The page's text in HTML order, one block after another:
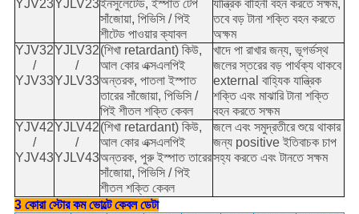
YJV23YJLV23ইনসুলেটেড, ইস্পাত টেপ
সাঁজোয়া, পিভিসি / পিই
শীটেড পাওয়ার ক্যাবল
যান্ত্রিক বাহিনী বহন করতে সক্ষম,
তবে বড় টানা শক্তি বহন করতে
অক্ষম
YJV32
/
YJV33
YJLV32
/
YJLV33
(শিখা retardant) কিউ,
আল কোর এক্সএলপিই
অন্তরক, পাতলা ইস্পাত
তারের সাঁজোয়া, পিভিসি /
পিই শীতল শক্তি কেবল
খাদে পা রাখার জন্য, ভূগর্ভস্থ
জলের স্তরের বড় পার্থক্য থাকবে
external বাহ্যিক যান্ত্রিক
শক্তি এবং মাঝারি টানা শক্তি
বহন করতে সক্ষম
YJV42
/
YJV43
YJLV42
/
YJLV43
(শিখা retardant) কিউ,
আল কোর এক্সএলপিই
অন্তরক, পুরু ইস্পাত তারের
সাঁজোয়া, পিভিসি / পিই
শীতল শক্তি কেবল
জলে এবং সমুদ্রতীরে শুয়ে থাকার
জন্য positive ইতিবাচক চাপ
সহ্য করতে এবং টানতে সক্ষম
3 কোরা স্টোর কম ভোল্টে কেবল ডেটা